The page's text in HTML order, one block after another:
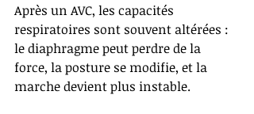
Après un AVC, les capacités
respiratoires sont souvent altérées :
le diaphragme peut perdre de la
force, la posture se modifie, et la
marche devient plus instable.